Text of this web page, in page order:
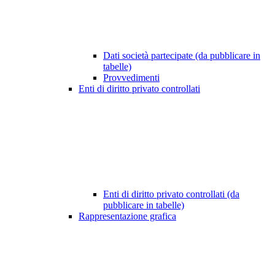
Dati società partecipate (da pubblicare in
tabelle)
Provvedimenti
Enti di diritto privato controllati
Enti di diritto privato controllati (da
pubblicare in tabelle)
Rappresentazione grafica